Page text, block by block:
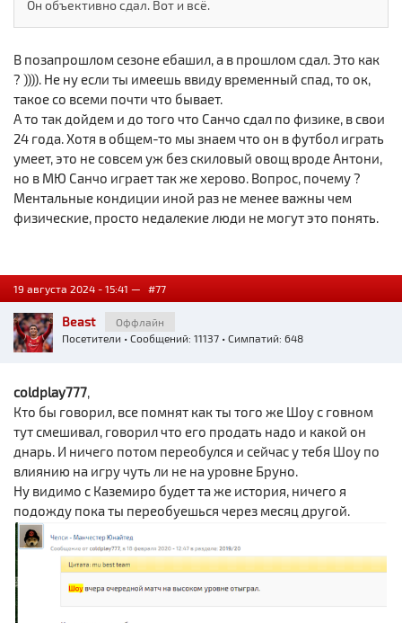
Он объективно сдал. Вот и всё.
В позапрошлом сезоне ебашил, а в прошлом сдал. Это как
? )))). Не ну если ты имеешь ввиду временный спад, то ок,
такое со всеми почти что бывает.
А то так дойдем и до того что Санчо сдал по физике, в свои
24 года. Хотя в общем-то мы знаем что он в футбол играть
умеет, это не совсем уж без скиловый овощ вроде Антони,
но в МЮ Санчо играет так же херово. Вопрос, почему ?
Ментальные кондиции иной раз не менее важны чем
физические, просто недалекие люди не могут это понять.
19 августа 2024 - 15:41 — #77
Beast
Оффлайн
Посетители • Сообщений: 11137 • Симпатий: 648
coldplay777,
Кто бы говорил, все помнят как ты того же Шоу с говном
тут смешивал, говорил что его продать надо и какой он
днарь. И ничего потом переобулся и сейчас у тебя Шоу по
влиянию на игру чуть ли не на уровне Бруно.
Ну видимо с Каземиро будет та же история, ничего я
подожду пока ты переобуешься через месяц другой.